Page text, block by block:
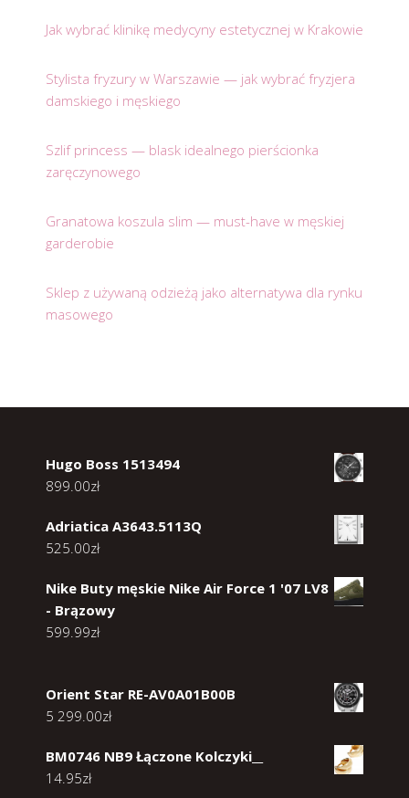
Jak wybrać klinikę medycyny estetycznej w Krakowie
Stylista fryzury w Warszawie — jak wybrać fryzjera
damskiego i męskiego
Szlif princess — blask idealnego pierścionka
zaręczynowego
Granatowa koszula slim — must-have w męskiej
garderobie
Sklep z używaną odzieżą jako alternatywa dla rynku
masowego
Hugo Boss 1513494
899.00zł
Adriatica A3643.5113Q
525.00zł
Nike Buty męskie Nike Air Force 1 '07 LV8
- Brązowy
599.99zł
Orient Star RE-AV0A01B00B
5 299.00zł
BM0746 NB9 Łączone Kolczyki__
14.95zł